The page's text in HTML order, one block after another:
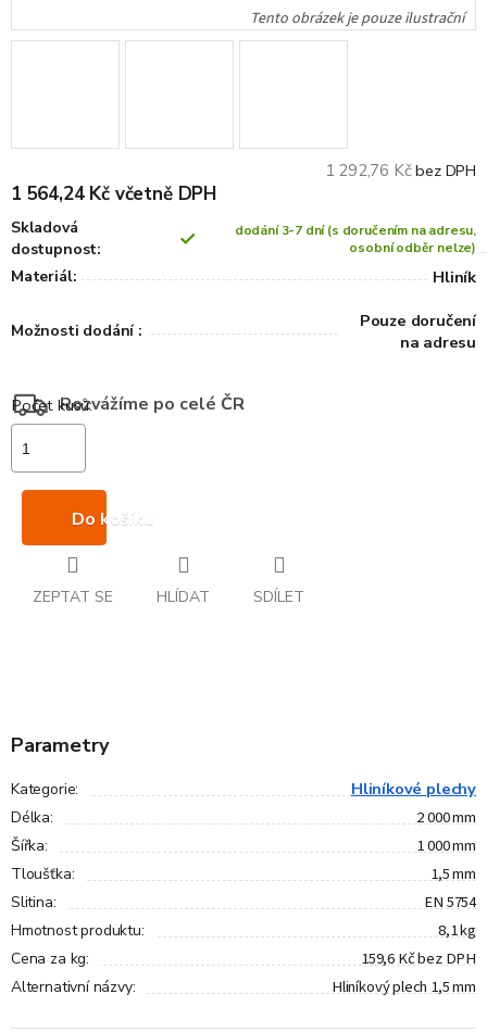
1 292,76 Kčbez DPH
1 564,24 Kč včetně DPH
Skladová
dostupnost:
dodání 3-7 dní (s doručením na adresu,
osobní odběr nelze)
Materiál: Hliník
Možnosti dodání :
Pouze doručení
na adresu
Rozvážíme po celé ČR
Do košíku
ZEPTAT SE HLÍDAT SDÍLET
Parametry
Kategorie: Hliníkové plechy
Délka: 2 000 mm
Šířka: 1 000 mm
Tloušťka: 1,5 mm
Slitina: EN 5754
Hmotnost produktu: 8,1 kg
Cena za kg: 159,6 Kč bez DPH
Alternativní názvy: Hliníkový plech 1,5 mm